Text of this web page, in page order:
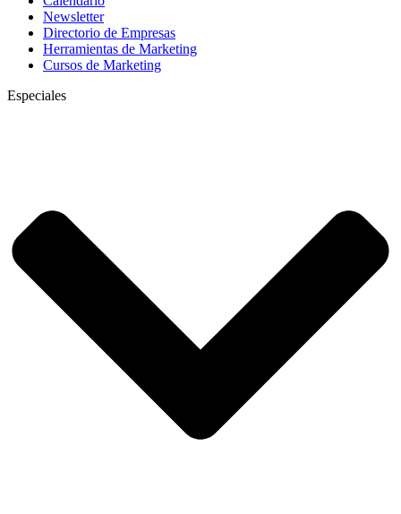
Newsletter
Directorio de Empresas
Herramientas de Marketing
Cursos de Marketing
Especiales